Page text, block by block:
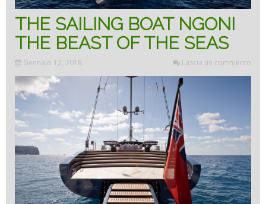
THE SAILING BOAT NGONI
THE BEAST OF THE SEAS
Gennaio 12, 2018 Lascia un commento